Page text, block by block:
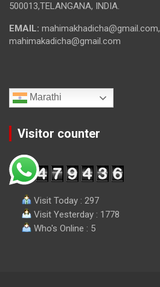
500013,TELANGANA, INDIA.
EMAIL: mahimakhadicha@gmail.com,
mahimakadicha@gmail.com
Marathi
Visitor counter
Visit Today : 297
Visit Yesterday : 1778
Who's Online : 5